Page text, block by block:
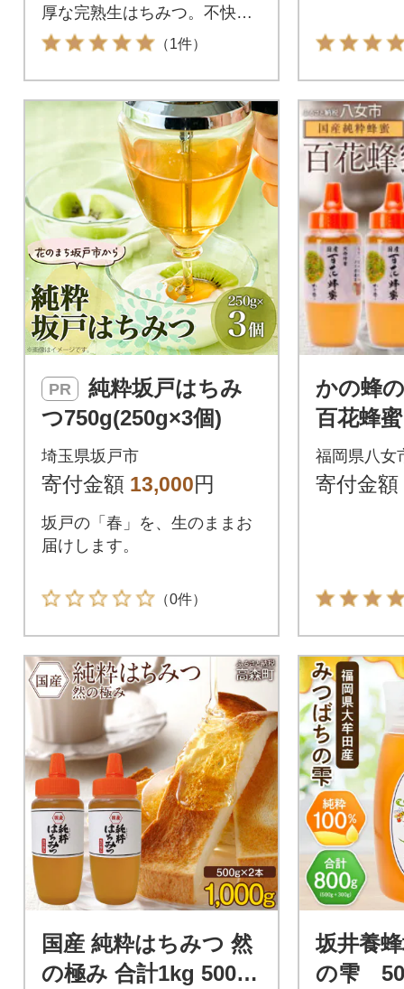
厚な完熟生はちみつ。不快が
多い方へ
（1件）
PR
つ750g(250g×3個)
埼玉県坂戸市
寄付金額 13,000円
坂戸の「春」を、生のままお
届けします。
（0件）
かの蜂
百花蜂
んがり
八女市
福岡県八女
寄付金額
国産 純粋はちみつ 然
の極み 合計1kg 500g
坂井養
の雫